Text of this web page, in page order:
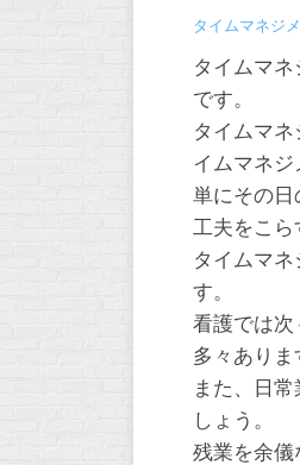
タイムマネジ
タイムマ
です。
タイムマ
イムマネジ
単にその
工夫をこら
タイムマ
す。
看護では次
多々ありま
また、日
しょう。
残業を余儀